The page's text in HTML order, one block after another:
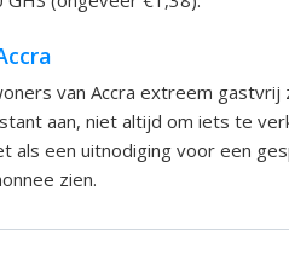
van Accra extreem gastvrij
aan, niet altijd om iets te
als een uitnodiging voor een
zien.